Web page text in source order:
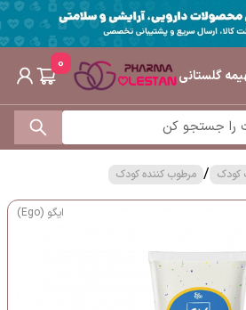
گلستانی
0
کودک / مرطوب کننده کودک
ایگو (Ego)